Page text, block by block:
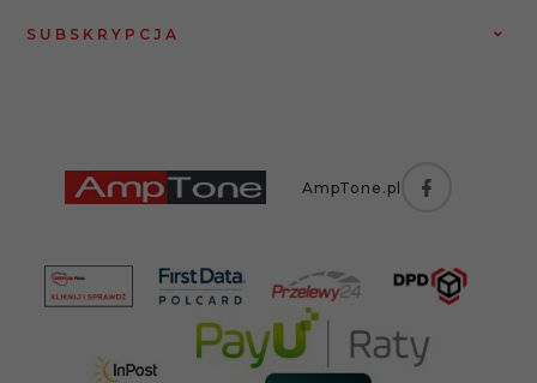
SUBSKRYPCJA
AmpTone.pl